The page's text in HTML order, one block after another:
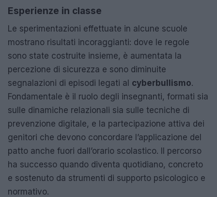
Esperienze in classe
Le sperimentazioni effettuate in alcune scuole
mostrano risultati incoraggianti: dove le regole
sono state costruite insieme, è aumentata la
percezione di sicurezza e sono diminuite
segnalazioni di episodi legati al cyberbullismo.
Fondamentale è il ruolo degli insegnanti, formati sia
sulle dinamiche relazionali sia sulle tecniche di
prevenzione digitale, e la partecipazione attiva dei
genitori che devono concordare l’applicazione del
patto anche fuori dall’orario scolastico. Il percorso
ha successo quando diventa quotidiano, concreto
e sostenuto da strumenti di supporto psicologico e
normativo.